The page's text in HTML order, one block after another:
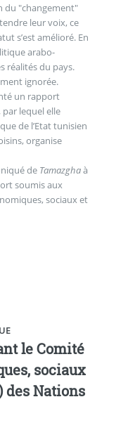
du "changement"
leur voix, ce
s’est amélioré. En
arabo-
réalités du pays.
ignorée.
un rapport
par lequel elle
de l’Etat tunisien
organise
de Tamazghaà
soumis aux
sociaux et
le Comité
sociaux
des Nations